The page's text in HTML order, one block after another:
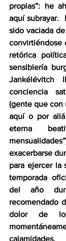
propias”: he
aquí subrayar.
sido vaciada
convirtiéndose
retórica
sensiblería
Jankélévitch
conciencia
(gente que con
aquí o por
eterna
exacerbarse
para ejercer la
temporada
del año
recomendado
dolor de
calamidades.